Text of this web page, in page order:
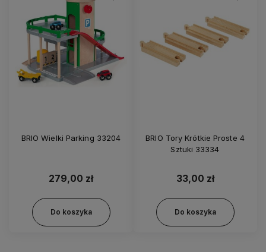
BRIO Wielki Parking 33204
279,00 zł
Do koszyka
BRIO Tory Krótkie Proste 4
Sztuki 33334
33,00 zł
Do koszyka